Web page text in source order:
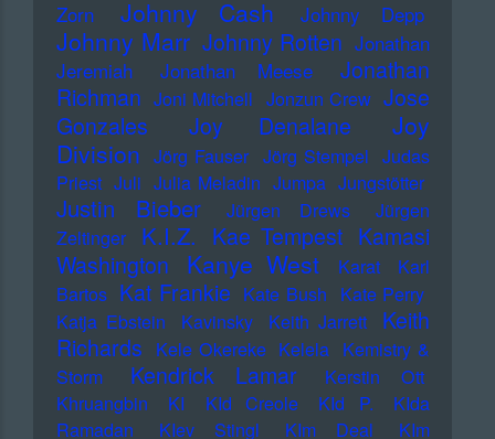
Zorn
Johnny Cash Johnny Depp
Johnny Marr Johnny Rotten Jonathan
Jeremiah
Jonathan Meese
Jonathan
Richman Joni Mitchell Jonzun Crew Jose
Gonzales
Joy Denalane
Joy
Division Jörg Fauser Jörg Stempel Judas
Priest Juli Julia Meladin Jumpa Jungstötter
Justin Bieber Jürgen Drews
Jürgen
Zeltinger
K.I.Z. Kae Tempest Kamasi
Washington
Kanye West Karat
Karl
Bartos Kat Frankie Kate Bush Kate Perry
Katja Ebstein
Kavinsky Keith Jarrett
Keith
Richards Kele Okereke Kelela Kemistry &
Storm
Kendrick Lamar
Kerstin Ott
Khruangbin
KI KId Creole KId P.
KIda
Ramadan
KIev Stingl KIm Deal
KIm